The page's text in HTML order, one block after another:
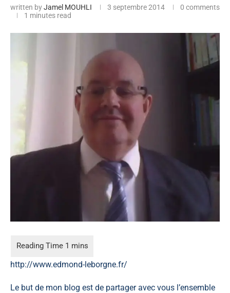
written byJamel MOUHLI 3 septembre 2014
0 comments
1 minutes read
http://www.edmond-leborgne.fr/
Le but de mon blog est de partager avec vous l’ensemble